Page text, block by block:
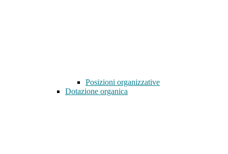
Posizioni organizzative
Dotazione organica